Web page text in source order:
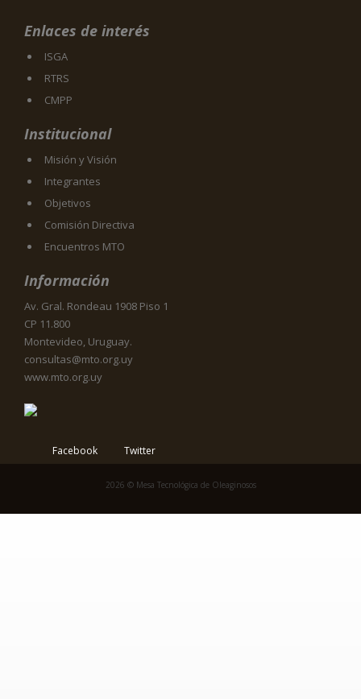
Enlaces de interés
ISGA
RTRS
CMPP
Institucional
Misión y Visión
Integrantes
Objetivos
Comisión Directiva
Encuentros MTO
Información
Av. Gral. Rondeau 1908 Piso 1
CP 11.800
Montevideo, Uruguay.
consultas@mto.org.uy
www.mto.org.uy
Facebook Twitter
2026 © Mesa Tecnológica de Oleaginosos